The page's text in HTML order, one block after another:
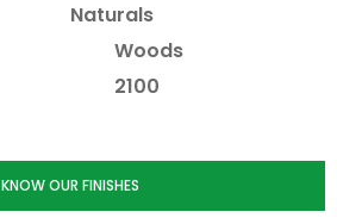
Naturals
Woods
2100
KNOW OUR FINISHES